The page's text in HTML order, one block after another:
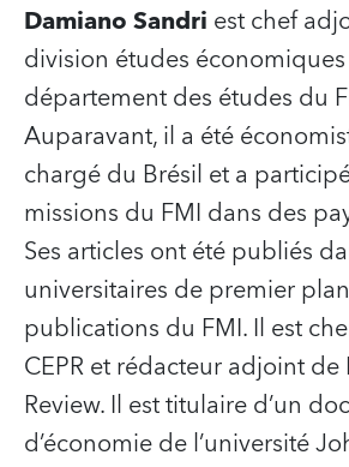
Damiano Sandri est chef
division études
département des études du
Auparavant, il a été
chargé du Brésil et a
missions du FMI dans des
Ses articles ont été publiés
universitaires de premier
publications du FMI. Il est
CEPR et rédacteur adjoint
Review. Il est titulaire d’un
d’économie de l’université